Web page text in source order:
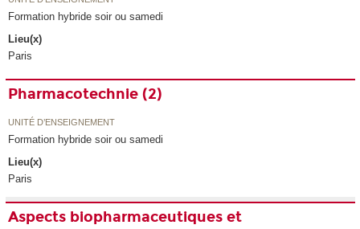
Formation hybride soir ou samedi
Lieu(x)
Paris
Pharmacotechnie (2)
UNITÉ D’ENSEIGNEMENT
Formation hybride soir ou samedi
Lieu(x)
Paris
Aspects biopharmaceutiques et